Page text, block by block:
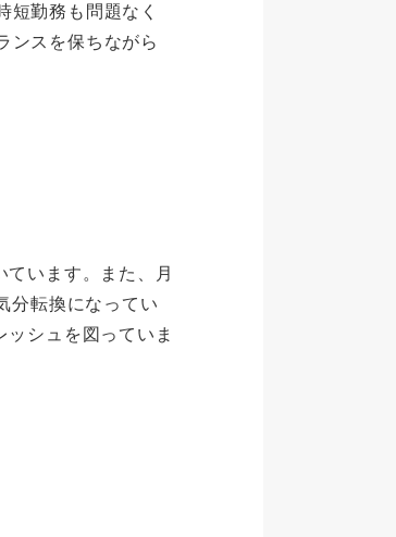
勤務も問題なく
ンスを保ちながら
います。また、月
分転換になってい
シュを図っていま